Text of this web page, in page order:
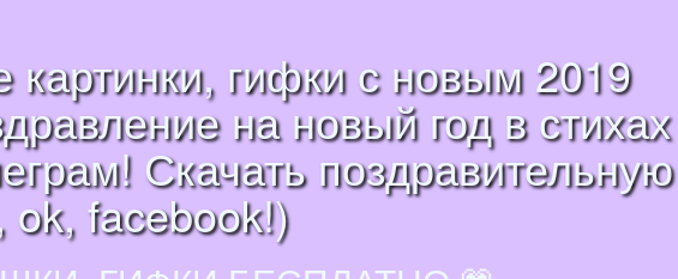
гифки с новым 2019
на новый год в стихах
Скачать поздравительную
ok, facebook!)